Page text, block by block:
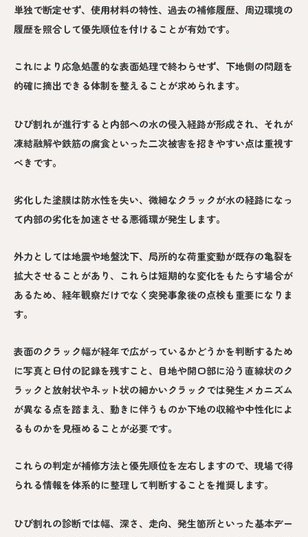
単独で断定せず、使用材料の特性、過去の補修履歴、周辺環境の
履歴を照合して優先順位を付けることが有効です。
これにより応急処置的な表面処理で終わらせず、下地側の問題を
的確に摘出できる体制を整えることが求められます。
ひび割れが進行すると内部への水の侵入経路が形成され、それが
凍結融解や鉄筋の腐食といった二次被害を招きやすい点は重視す
べきです。
劣化した塗膜は防水性を失い、微細なクラックが水の経路になっ
て内部の劣化を加速させる悪循環が発生します。
外力としては地震や地盤沈下、局所的な荷重変動が既存の亀裂を
拡大させることがあり、これらは短期的な変化をもたらす場合が
あるため、経年観察だけでなく突発事象後の点検も重要になりま
す。
表面のクラック幅が経年で広がっているかどうかを判断するため
に写真と日付の記録を残すこと、目地や開口部に沿う直線状のク
ラックと放射状やネット状の細かいクラックでは発生メカニズム
が異なる点を踏まえ、動きに伴うものか下地の収縮や中性化によ
るものかを見極めることが必要です。
これらの判定が補修方法と優先順位を左右しますので、現場で得
られる情報を体系的に整理して判断することを推奨します。
ひび割れの診断では幅、深さ、走向、発生箇所といった基本デー